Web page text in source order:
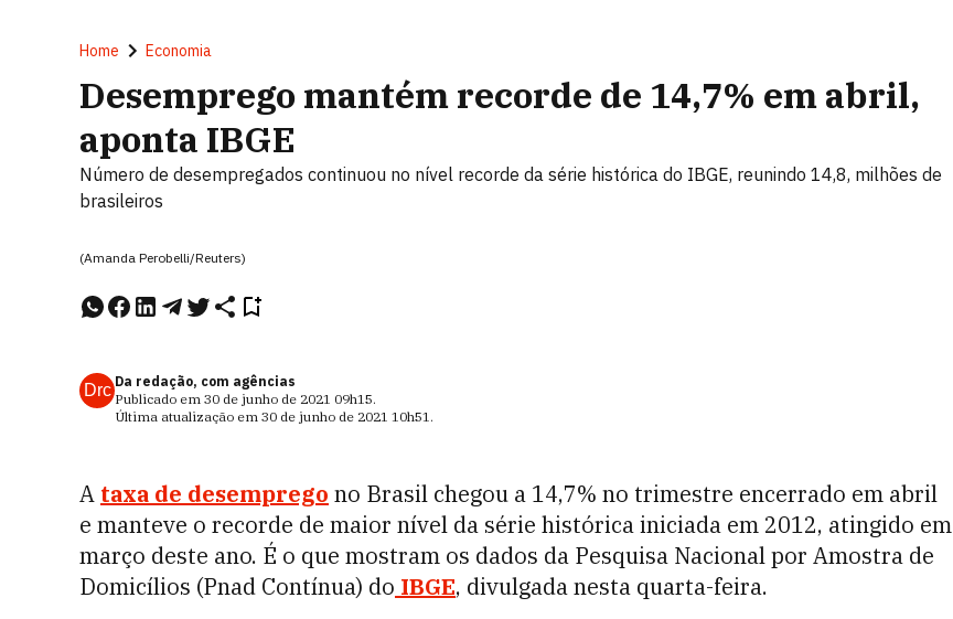
Home Economia
Desemprego mantém recorde de 14,7% em abril,
aponta IBGE
Número de desempregados continuou no nível recorde da série histórica do IBGE, reunindo 14,8, milhões de
brasileiros
(Amanda Perobelli/Reuters)
Drc Da redação, com agências
Publicado em 30 de junho de 2021 09h15.
Última atualização em 30 de junho de 2021 10h51.
A taxa de desemprego no Brasil chegou a 14,7% no trimestre encerrado em abril
e manteve o recorde de maior nível da série histórica iniciada em 2012, atingido em
março deste ano. É o que mostram os dados da Pesquisa Nacional por Amostra de
Domicílios (Pnad Contínua) do IBGE, divulgada nesta quarta-feira.